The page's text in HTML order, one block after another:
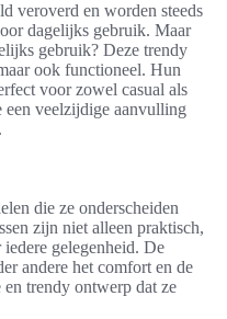
veroverd en worden steeds
dagelijks gebruik. Maar
gebruik? Deze trendy
ook functioneel. Hun
voor zowel casual als
een veelzijdige aanvulling
die ze onderscheiden
zijn niet alleen praktisch,
gelegenheid. De
andere het comfort en de
trendy ontwerp dat ze